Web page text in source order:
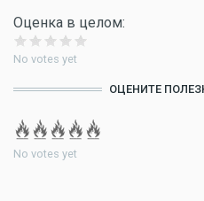
Оценка в целом:
No votes yet
ОЦЕНИТЕ
No votes yet